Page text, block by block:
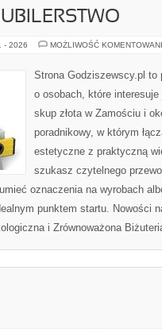
- 2026 MOŻLIWOŚĆ
Strona Godziszewscy.pl
o osobach, które
skup złota w Zamościu i
poradnikowy, w którym
estetyczne z praktyczną
szukasz czytelnego
oznaczenia na wyrobach
punktem startu. Nowości
i Zrównoważona